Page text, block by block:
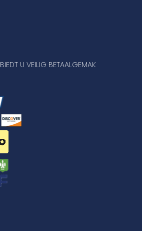
U VEILIG BETAALGEMAK